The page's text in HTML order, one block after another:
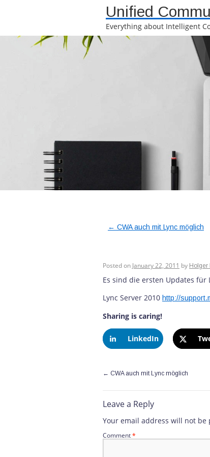
Unified
Everything about Intelligent
← CWA auch mit Lync möglich
Posted on January 22, 2011 by Holger
Es sind die ersten Updates für
Lync Server 2010 http://
Sharing is caring!
LinkedIn
← CWA auch mit Lync möglich
Leave a Reply
Your email address will not be
Comment*